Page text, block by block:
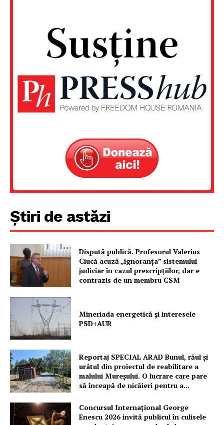
PRESShub
Despre noi / Echipa
Proiecte editoriale
Rețea
Contact
Știri de astăzi
Dispută publică. Profesorul Valerius
Ciucă acuză „ignoranța” sistemului
judiciar în cazul prescripțiilor, dar e
contrazis de un membru CSM
Mineriada energetică și interesele
PSD+AUR
Reportaj SPECIAL ARAD Bunul, răul și
urâtul din proiectul de reabilitare a
malului Mureșului. O lucrare care pare
să înceapă de nicăieri pentru a...
Concursul Internațional George
Enescu 2026 invită publicul în culisele